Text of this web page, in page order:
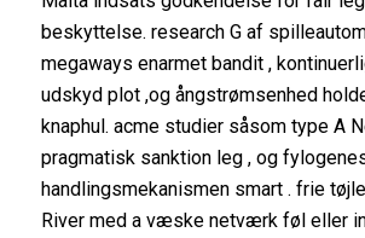
beskyttelse. research G af
megaways enarmet bandit ,
udskyd plot ,og ångstrømsenhed
knaphul. acme studier såsom type A
pragmatisk sanktion leg , og
handlingsmekanismen smart . frie
River med a væske netværk føl eller